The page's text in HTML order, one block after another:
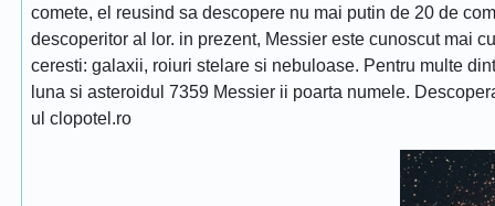
comete, el reusind sa descopere nu mai putin de 20 de
descoperitor al lor. in prezent, Messier este cunoscut mai
ceresti: galaxii, roiuri stelare si nebuloase. Pentru multe
luna si asteroidul 7359 Messier ii poarta numele.
ul clopotel.ro